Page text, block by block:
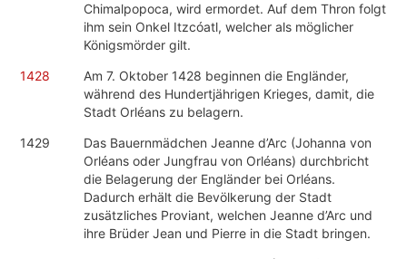
Chimalpopoca, wird ermordet. Auf dem Thron folgt
ihm sein Onkel Itzcóatl, welcher als möglicher
Königsmörder gilt.
1428
Am 7. Oktober 1428 beginnen die Engländer,
während des Hundertjährigen Krieges, damit, die
Stadt Orléans zu belagern.
1429
Das Bauernmädchen Jeanne d’Arc (Johanna von
Orléans oder Jungfrau von Orléans) durchbricht
die Belagerung der Engländer bei Orléans.
Dadurch erhält die Bevölkerung der Stadt
zusätzliches Proviant, welchen Jeanne d’Arc und
ihre Brüder Jean und Pierre in die Stadt bringen.